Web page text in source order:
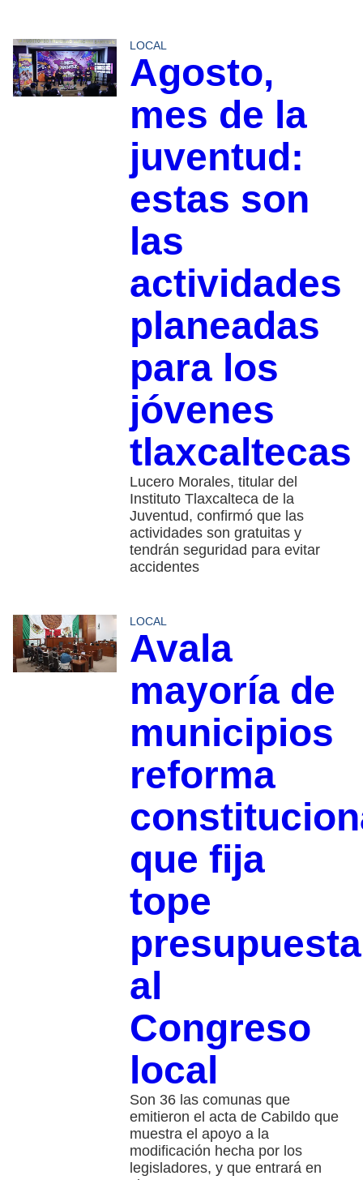
LOCAL
Agosto,
mes de la
juventud:
estas son
las
actividades
planeadas
para los
jóvenes
tlaxcaltecas
Lucero Morales, titular del
Instituto Tlaxcalteca de la
Juventud, confirmó que las
actividades son gratuitas y
tendrán seguridad para evitar
accidentes
LOCAL
Avala
mayoría de
municipios
reforma
que fija
tope
al
Congreso
local
Son 36 las comunas que
emitieron el acta de Cabildo que
muestra el apoyo a la
modificación hecha por los
legisladores, y que entrará en